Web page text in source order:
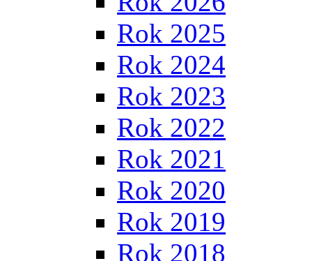
Rok 2025
Rok 2024
Rok 2023
Rok 2022
Rok 2021
Rok 2020
Rok 2019
Rok 2018